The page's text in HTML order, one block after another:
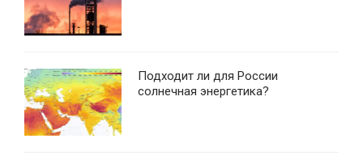
Подходит ли для России
солнечная энергетика?